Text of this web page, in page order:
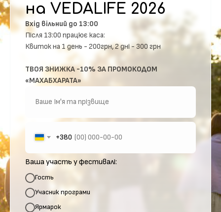
на VEDALIFE 2026
Вхід вільний до 13:00
Після 13:00 працює каса:
Квиток на 1 день - 200грн, 2 дні - 300 грн
ТВОЯ ЗНИЖКА -10% ЗА ПРОМОКОДОМ
«МАХАБХАРАТА»
+380
Ваша участь у фестивалі:
Гость
Учасник програми
Ярмарок